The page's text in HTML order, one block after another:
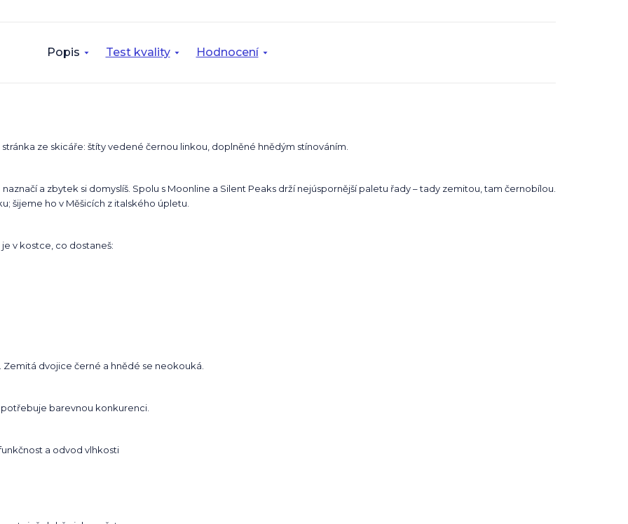
Popis Test kvality Hodnocení
ze skicáře: štíty vedené černou linkou, doplněné hnědým stínováním.
a zbytek si domyslíš. Spolu s Moonline a Silent Peaks drží nejúspornější paletu řady – tady zemitou, tam černobílou.
šijeme ho v Měšicích z italského úpletu.
v kostce, co dostaneš:
dvojice černé a hnědé se neokouká.
barevnou konkurenci.
a odvod vlhkosti